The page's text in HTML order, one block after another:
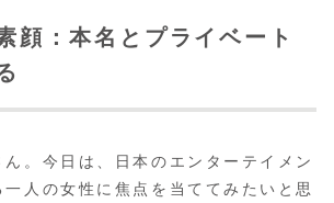
顔：本名とプライベート
ん。今日は、日本のエンターテイメン
一人の女性に焦点を当ててみたいと思